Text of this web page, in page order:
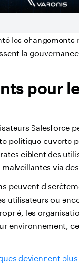
les
la
pour
Salesforce
politique ouverte
ciblent des
via
peuvent
utilisateurs ou
les
environnement,
deviennent